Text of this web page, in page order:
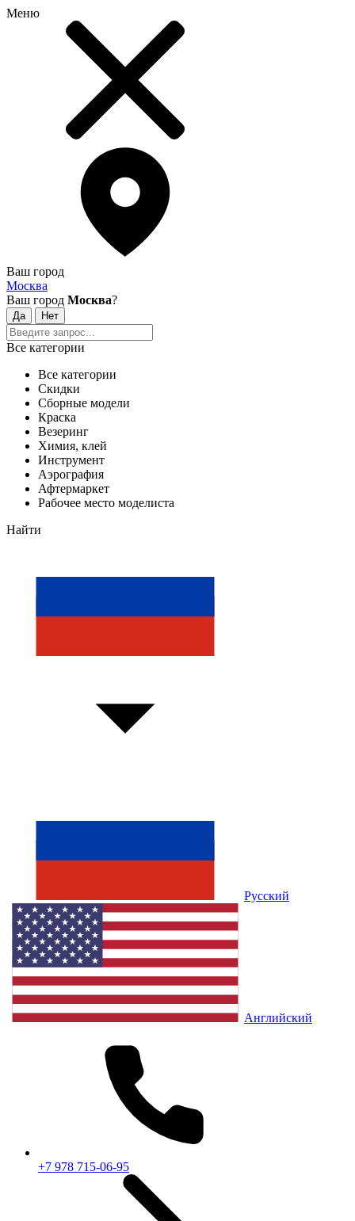
Меню
Ваш город
Москва
Ваш город Москва?
Все категории
Все категории
Скидки
Сборные модели
Краска
Везеринг
Химия, клей
Инструмент
Аэрография
Афтермаркет
Рабочее место моделиста
Найти
Русский
Английский
+7 978 715-06-95